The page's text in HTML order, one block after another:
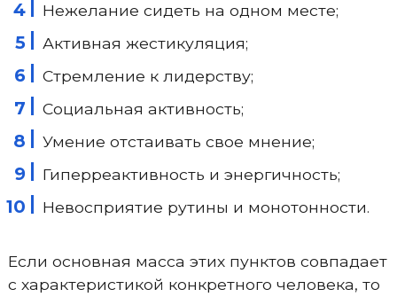
Нежелание сидеть на одном месте;
Активная жестикуляция;
Стремление к лидерству;
Социальная активность;
Умение отстаивать свое мнение;
Гиперреактивность и энергичность;
Невосприятие рутины и монотонности.
Если основная масса этих пунктов совпадает
с характеристикой конкретного человека, то